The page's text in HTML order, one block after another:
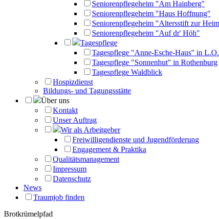
Seniorenpflegeheim "Am Hainberg"
Seniorenpflegeheim "Haus Hoffnung"
Seniorenpflegeheim "Altersstift zur
Seniorenpflegeheim "Auf dr' Höh"
Tagespflege
Tagespflege "Anne-Esche-Haus" in L.O.
Tagespflege "Sonnenhut" in Rothenburg
Tagespflege Waldblick
Hospizdienst
Bildungs- und Tagungsstätte
Über uns
Kontakt
Unser Auftrag
Wir als Arbeitgeber
Freiwilligendienste und Jugendförderung
Engagement & Praktika
Qualitätsmanagement
Impressum
Datenschutz
News
Traumjob finden
Brotkrümelpfad